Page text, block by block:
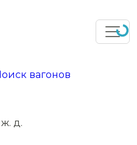
вагонов
д.